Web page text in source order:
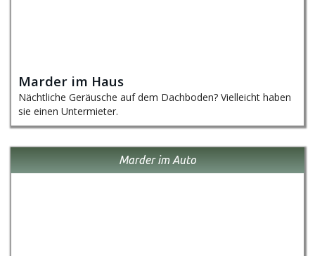
Marder im Haus
Nächtliche Geräusche auf dem Dachboden? Vielleicht haben
sie einen Untermieter.
Marder im Auto